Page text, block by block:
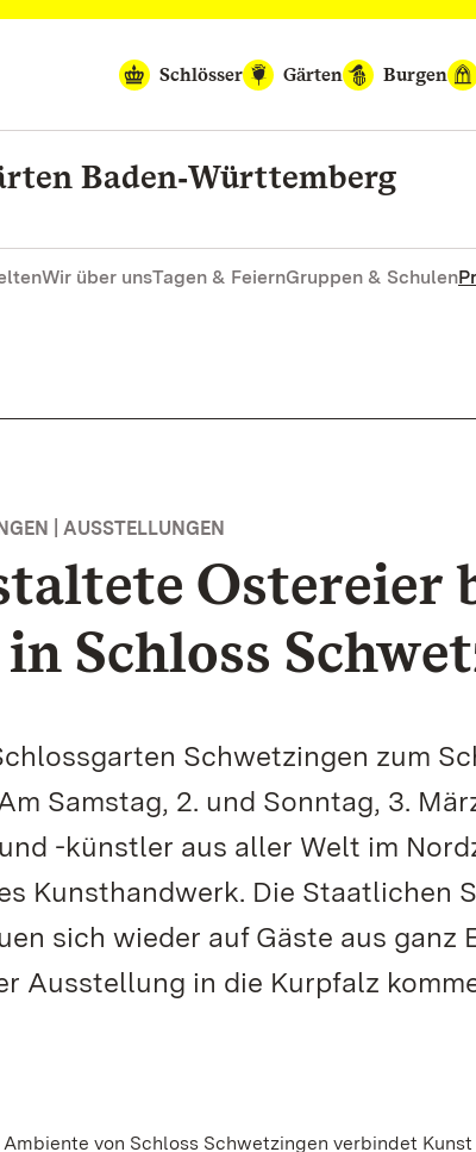
Schlösser
Gärten Burgen
Baden‑Württemberg
Wir über unsTagen & FeiernGruppen & Schulen
| AUSSTELLUNGEN
Ostereier
Schloss
Schwetzingen zum
Samstag, 2. und Sonntag, 3.
-künstler aus aller Welt im
Kunsthandwerk. Die Staatlichen
sich wieder auf Gäste aus ganz
Ausstellung in die Kurpfalz
von Schloss Schwetzingen verbindet